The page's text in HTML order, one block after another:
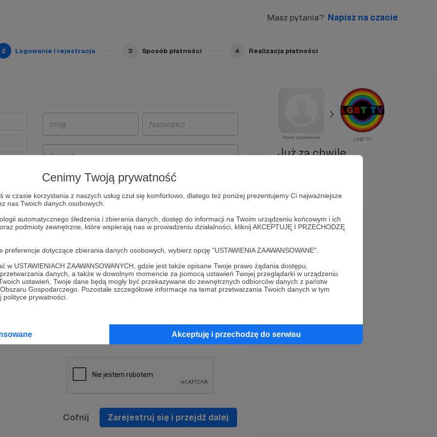
Cenimy Twoją prywatność
w czasie korzystania z naszych usług czuł się komfortowo, dlatego też poniżej prezentujemy Ci najważniejsze
nas Twoich danych osobowych.
automatycznego śledzenia i zbierania danych, dostęp do informacji na Twoim urządzeniu końcowym i ich
podmioty zewnętrzne, które wspierają nas w prowadzeniu działalności, kliknij AKCEPTUJĘ I PRZECHODZĘ
dotyczące zbierania danych osobowych, wybierz opcję "USTAWIENIA ZAAWANSOWANE".
w USTAWIENIACH ZAAWANSOWANYCH, gdzie jest także opisane Twoje prawo żądania dostępu,
danych, a także w dowolnym momencie za pomocą ustawień Twojej przeglądarki w urządzeniu
ustawień, Twoje dane będą mogły być przekazywane do zewnętrznych odbiorców danych z państw
Gospodarczego. Pozostałe szczegółowe informacje na temat przetwarzania Twoich danych w tym
prywatności.
Akceptuję i przechodzę do serwisu
Masz pytania? Napisz na czacie
2 Logowanie i rejestracja 3 Sposób płatności 4 Realizacja płatności
i
będą
z
prawo
na
Politykę Prywatności
* Wyrażam zgodę na przetwarzanie moich danych
osobowych podanych w formularzu rejestracyjnym w celu
prawidłowego świadczenia usług serwisu Patronite.
informacji handlowych - newslettera. Opcja ta może zostać
Cofnij Zarejestruj się i przejdź dalej
Nowy użytkownik LGBT TV
Już za chwilę